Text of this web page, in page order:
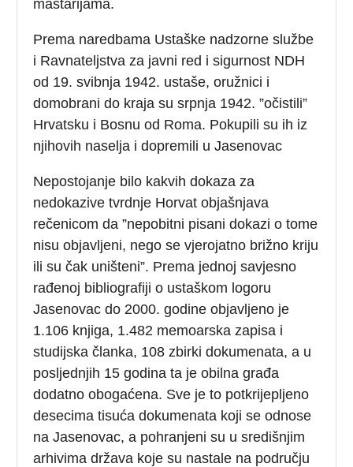
maštarijama.
Prema naredbama Ustaške nadzorne službe
i Ravnateljstva za javni red i sigurnost NDH
od 19. svibnja 1942. ustaše, oružnici i
domobrani do kraja su srpnja 1942. ”očistili”
Hrvatsku i Bosnu od Roma. Pokupili su ih iz
njihovih naselja i dopremili u Jasenovac
Nepostojanje bilo kakvih dokaza za
nedokazive tvrdnje Horvat objašnjava
rečenicom da ”nepobitni pisani dokazi o tome
nisu objavljeni, nego se vjerojatno brižno kriju
ili su čak uništeni”. Prema jednoj savjesno
rađenoj bibliografiji o ustaškom logoru
Jasenovac do 2000. godine objavljeno je
1.106 knjiga, 1.482 memoarska zapisa i
studijska članka, 108 zbirki dokumenata, a u
posljednjih 15 godina ta je obilna građa
dodatno obogaćena. Sve je to potkrijepljeno
desecima tisuća dokumenata koji se odnose
na Jasenovac, a pohranjeni su u središnjim
arhivima država koje su nastale na području